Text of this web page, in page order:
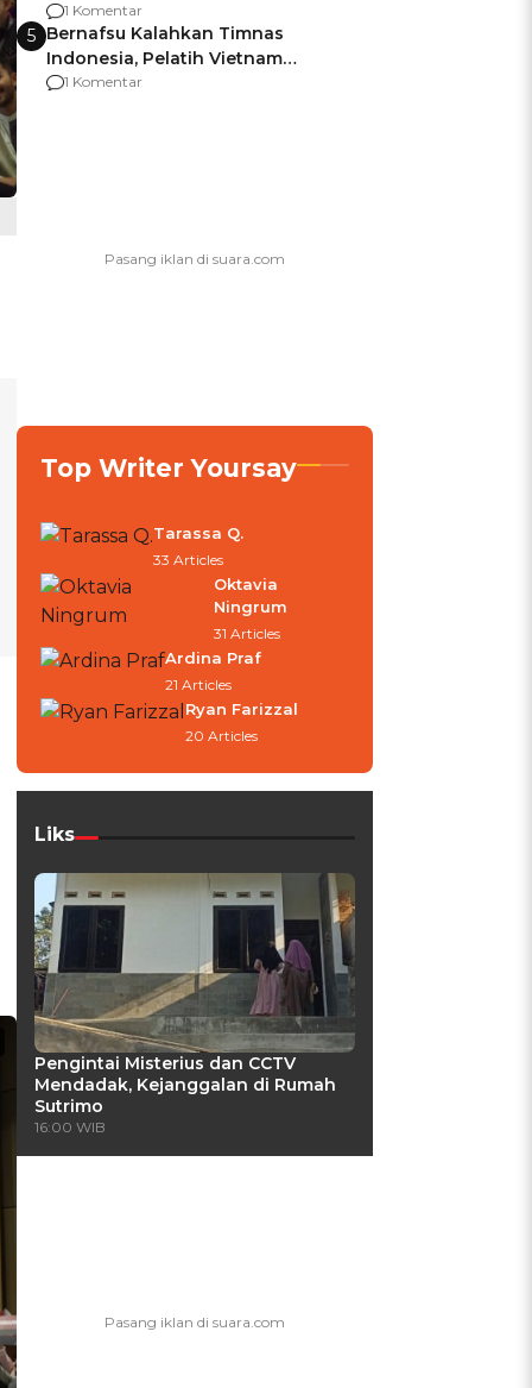
agar Dana Tidak Hangus!
1 Komentar
5 Bernafsu Kalahkan Timnas
Indonesia, Pelatih Vietnam
Berencana Pakai Jimat di Pakansari
1 Komentar
Top Writer Yoursay
Tarassa Q.
33 Articles
Oktavia
Ningrum
31 Articles
Ardina Praf
21 Articles
Ryan Farizzal
20 Articles
Liks
Pengintai Misterius dan CCTV
Mendadak, Kejanggalan di Rumah
Sutrimo
16:00 WIB